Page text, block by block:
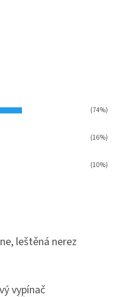
(74%)
(16%)
(10%)
leštěná nerez
vypínač